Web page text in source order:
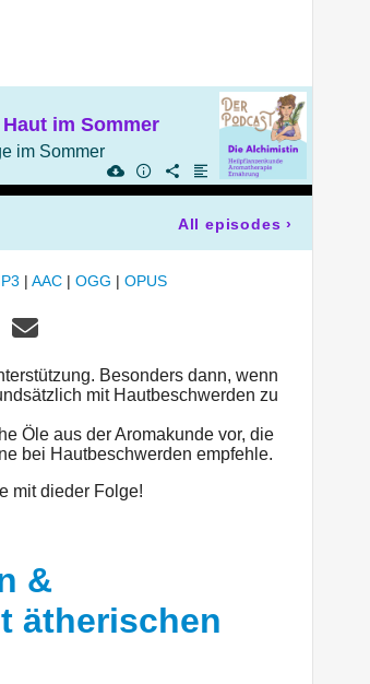
im Sommer
im Sommer
All episodes ›
| AAC | OGG | OPUS
Besonders dann, wenn
mit Hautbeschwerden zu
Öle aus der Aromakunde vor, die
bei Hautbeschwerden empfehle.
mit dieder Folge!
&
ätherischen